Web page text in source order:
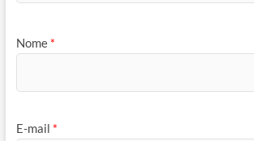
Nome *
E-mail *